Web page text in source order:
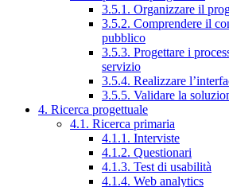
3.5.1. Organizzare il
3.5.2. Comprendere il
pubblico
3.5.3. Progettare i
servizio
3.5.4. Realizzare
3.5.5. Validare la
4. Ricerca progettuale
4.1. Ricerca primaria
4.1.1. Interviste
4.1.2. Questionari
4.1.3. Test di usabilità
4.1.4. Web analytics